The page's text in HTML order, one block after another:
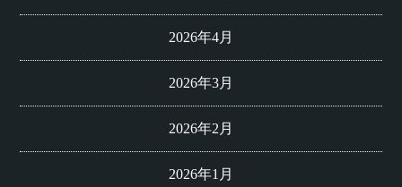
2026年4月
2026年3月
2026年2月
2026年1月